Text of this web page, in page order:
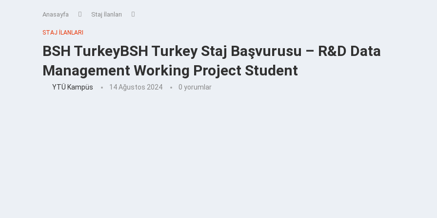
Anasayfa Staj İlanları
STAJ İLANLARI
BSH TurkeyBSH Turkey Staj Başvurusu – R&D Data
Management Working Project Student
YTÜ Kampüs 14 Ağustos 2024 0 yorumlar